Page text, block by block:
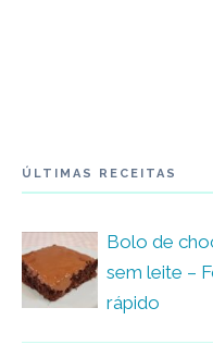
ÚLTIMAS RECEITAS
Bolo de
sem leite –
rápido